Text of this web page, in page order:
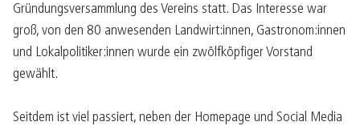
Gründungsversammlung des Vereins statt. Das Interesse war
groß, von den 80 anwesenden Landwirt:innen, Gastronom:innen
und Lokalpolitiker:innen wurde ein zwölfköpfiger Vorstand
gewählt.
Seitdem ist viel passiert, neben der Homepage und Social Media